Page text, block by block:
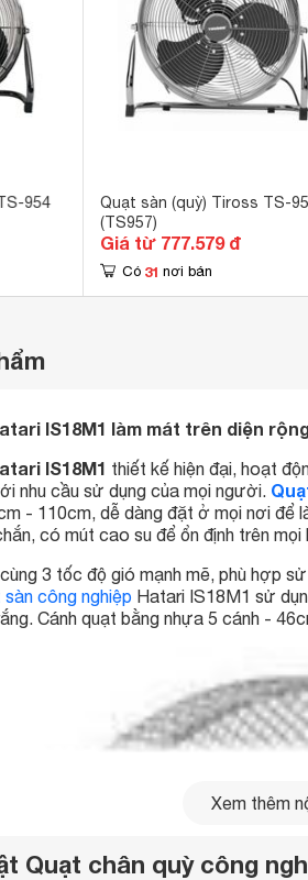
954
Quạt sàn (quỳ) Tiross TS-
(TS957)
Giá từ 777.579 đ
Có 31 nơi bán
IS18M1 làm mát trên diện
IS18M1 thiết kế hiện đại, hoạt
nhu cầu sử dụng của mọi người.
- 110cm, dễ dàng đặt ở mọi nơi để
có mút cao su để ổn định trên
3 tốc độ gió mạnh mẽ, phù hợp
sàn công nghiệp Hatari IS18M1 sử
Cánh quạt bằng nhựa 5 cánh -
Xem thêm
Quạt chân quỳ công